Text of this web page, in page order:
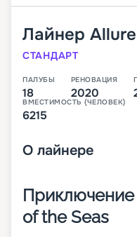
Лайнер
СТАНДАРТ
ПАЛУБЫ
18
РЕНОВАЦИЯ
2020
ВМЕСТИМОСТЬ (ЧЕЛОВЕК)
6215
О лайнере
of the Seas